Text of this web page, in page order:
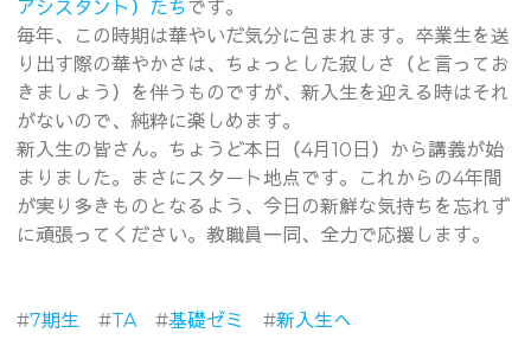
アシスタント）たちです。
毎年、この時期は華やいだ気分に包まれます。卒業生を送
り出す際の華やかさは、ちょっとした寂しさ（と言ってお
きましょう）を伴うものですが、新入生を迎える時はそれ
がないので、純粋に楽しめます。
新入生の皆さん。ちょうど本日（4月10日）から講義が始
まりました。まさにスタート地点です。これからの4年間
が実り多きものとなるよう、今日の新鮮な気持ちを忘れず
に頑張ってください。教職員一同、全力で応援します。
#7期生 #TA #基礎ゼミ #新入生へ